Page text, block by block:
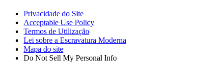
Privacidade do Site
Acceptable Use Policy
Termos de Utilização
Lei sobre a Escravatura Moderna
Mapa do site
Do Not Sell My Personal Info